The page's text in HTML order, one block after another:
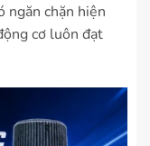
ngăn chặn hiện
cơ luôn đạt